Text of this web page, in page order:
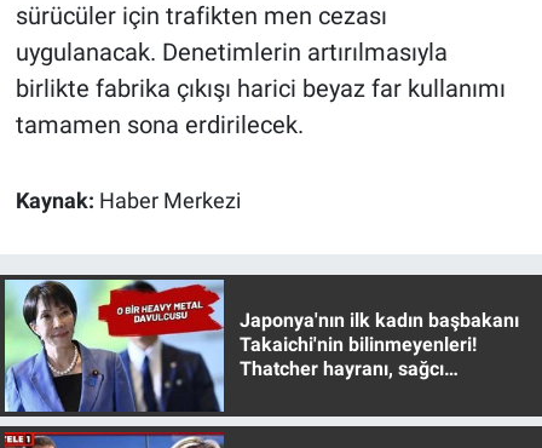
sürücüler için trafikten men cezası
uygulanacak. Denetimlerin artırılmasıyla
birlikte fabrika çıkışı harici beyaz far kullanımı
tamamen sona erdirilecek.
Kaynak: Haber Merkezi
Japonya'nın ilk kadın başbakanı
Takaichi'nin bilinmeyenleri!
Thatcher hayranı, sağcı
Ne demişti
Nedir
Programlar
Sağlık
Spor
Teknoloji